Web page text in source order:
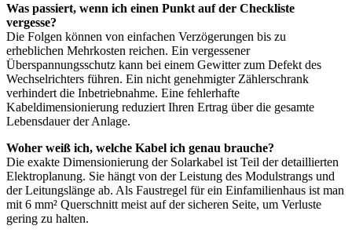
Was passiert, wenn ich einen Punkt auf der Checkliste
vergesse?
Die Folgen können von einfachen Verzögerungen bis zu
erheblichen Mehrkosten reichen. Ein vergessener
Überspannungsschutz kann bei einem Gewitter zum Defekt des
Wechselrichters führen. Ein nicht genehmigter Zählerschrank
verhindert die Inbetriebnahme. Eine fehlerhafte
Kabeldimensionierung reduziert Ihren Ertrag über die gesamte
Lebensdauer der Anlage.
Woher weiß ich, welche Kabel ich genau brauche?
Die exakte Dimensionierung der Solarkabel ist Teil der detaillierten
Elektroplanung. Sie hängt von der Leistung des Modulstrangs und
der Leitungslänge ab. Als Faustregel für ein Einfamilienhaus ist man
mit 6 mm² Querschnitt meist auf der sicheren Seite, um Verluste
gering zu halten.